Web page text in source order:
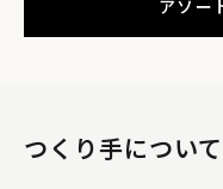
アソー
つくり手について